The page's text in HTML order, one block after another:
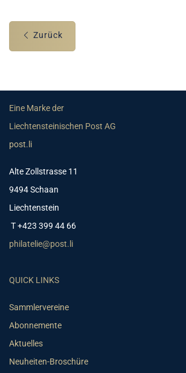
Zurück
Eine Marke der
Liechtensteinischen Post AG
post.li
Alte Zollstrasse 11
9494 Schaan
Liechtenstein
T +423 399 44 66
philatelie@post.li
QUICK LINKS
Sammlervereine
Abonnemente
Aktuelles
Neuheiten-Broschüre